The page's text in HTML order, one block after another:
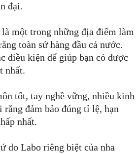
đại.
một trong những địa điểm làm
toàn sứ hàng đầu cả nước.
điều kiện để giúp bạn có được
nhất.
tốt, tay nghề vững, nhiều kinh
răng đảm bảo đúng tỉ lệ, hạn
nhất.
do Labo riêng biệt của nha